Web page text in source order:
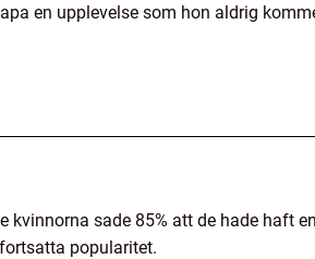
en upplevelse som hon aldrig
kvinnorna sade 85% att de hade haft en
popularitet.